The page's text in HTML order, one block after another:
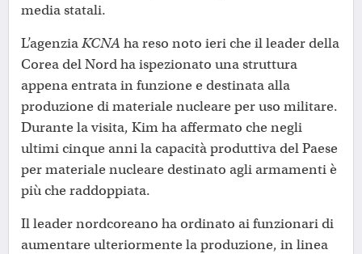
media statali.
L’agenziaKCNA ha reso noto ieri che il leader della
Corea del Nord ha ispezionato una struttura
appena entrata in funzione e destinata alla
produzione di materiale nucleare per uso militare.
Durante la visita, Kim ha affermato che negli
ultimi cinque anni la capacità produttiva del Paese
per materiale nucleare destinato agli armamenti è
più che raddoppiata.
Il leader nordcoreano ha ordinato ai funzionari di
aumentare ulteriormente la produzione, in linea